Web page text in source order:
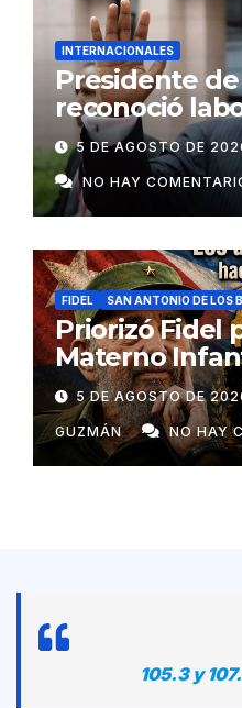
INTERNACIONALES
Presidente
reconoció
5 DE AGOSTO DE
NO HAY
FIDEL SAN ANTONIO DE LOS
Priorizó Fidel
Materno
5 DE AGOSTO DE
GUZMÁN NO HAY
105.3 y